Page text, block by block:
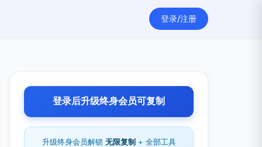
登录/注册
登录后升级终身会员可复制
升级终身会员解锁 无限复制 + 全部工具